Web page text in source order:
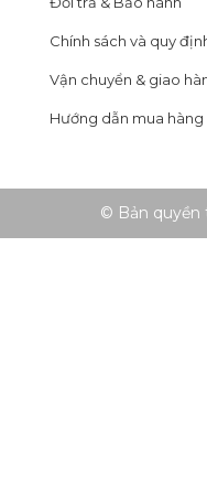
Chính sách và quy
Vận chuyển & giao
Hướng dẫn mua hàng
© Bản quyền